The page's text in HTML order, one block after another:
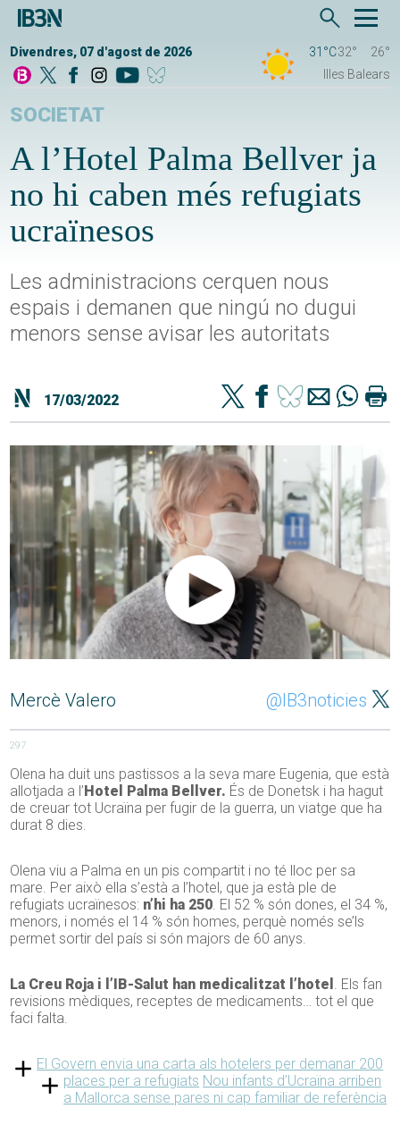
Divendres, 07 d'agost de 2026 31°C32°
26°
Illes Balears
SOCIETAT
A l’Hotel Palma Bellver ja
no hi caben més refugiats
ucraïnesos
Les administracions cerquen nous
espais i demanen que ningú no dugui
menors sense avisar les autoritats
17/03/2022
Mercè Valero @IB3noticies
297
Olena ha duit uns pastissos a la seva mare Eugenia, que està
allotjada a l’ Hotel Palma Bellver. És de Donetsk i ha hagut
de creuar tot Ucraïna per fugir de la guerra, un viatge que ha
durat 8 dies.
Olena viu a Palma en un pis compartit i no té lloc per sa
mare. Per això ella s’està a l’hotel, que ja està ple de
refugiats ucraïnesos: n’hi ha 250. El 52 % són dones, el 34 %,
menors, i només el 14 % són homes, perquè només se’ls
permet sortir del país si són majors de 60 anys.
La Creu Roja i l’IB-Salut han medicalitzat l’hotel . Els fan
revisions mèdiques, receptes de medicaments… tot el que
faci falta.
El Govern envia una carta als hotelers per demanar 200
places per a refugiats Nou infants d’Ucraïna arriben
a Mallorca sense pares ni cap familiar de referència